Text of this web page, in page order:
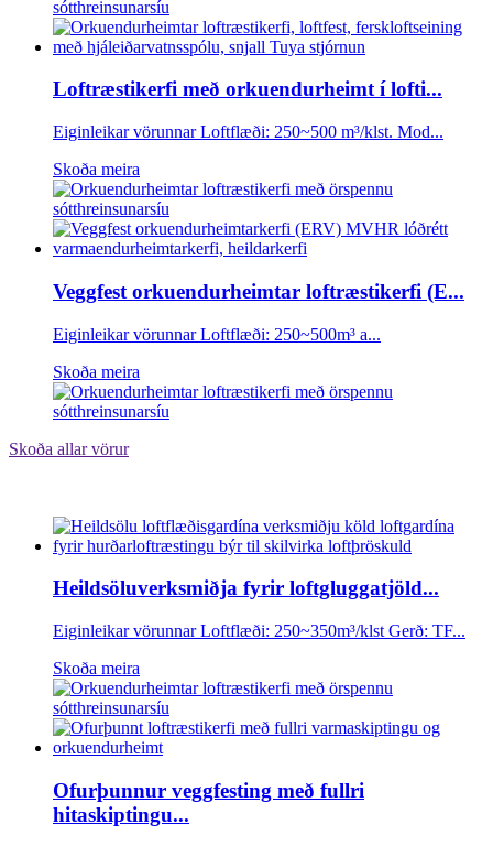
Loftræstikerfi með orkuendurheimt í lofti...
Eiginleikar vörunnar Loftflæði: 250~500 m³/klst. Mod...
Skoða meira
Veggfest orkuendurheimtar loftræstikerfi (E...
Eiginleikar vörunnar Loftflæði: 250~500m³ a...
Skoða meira
Skoða allar vörur
Heildsöluverksmiðja fyrir loftgluggatjöld...
Eiginleikar vörunnar Loftflæði: 250~350m³/klst Gerð: TF...
Skoða meira
Ofurþunnur veggfesting með fullri
hitaskiptingu...